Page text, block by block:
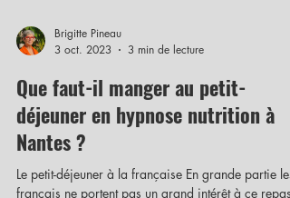
3 oct. 2023
3 min de lecture
Que faut-il manger au petit-
déjeuner en hypnose nutrition à
Nantes ?